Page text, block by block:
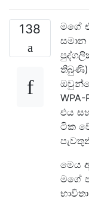
138
මගේ
තිබුණි)
එය
ටික
මෙය
මගේ